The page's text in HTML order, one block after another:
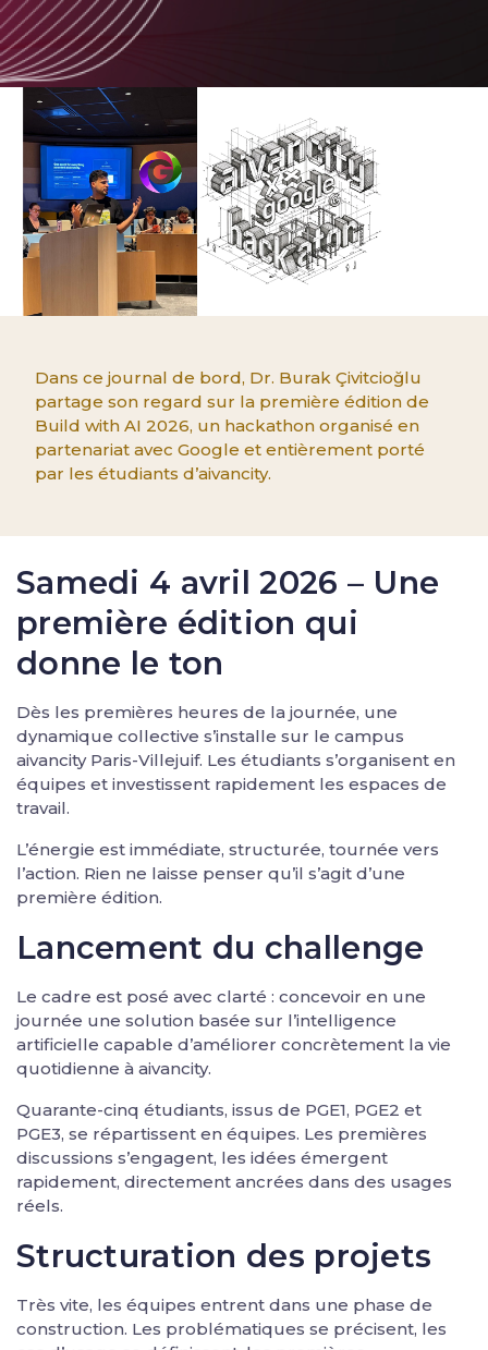
Dans ce journal de bord, Dr. Burak Çivitcioğlu
partage son regard sur la première édition de
Build with AI 2026, un hackathon organisé en
partenariat avec Google et entièrement porté
par les étudiants d’aivancity.
Samedi 4 avril 2026 – Une
première édition qui
donne le ton
Dès les premières heures de la journée, une
dynamique collective s’installe sur le campus
aivancity Paris-Villejuif. Les étudiants s’organisent en
équipes et investissent rapidement les espaces de
travail.
L’énergie est immédiate, structurée, tournée vers
l’action. Rien ne laisse penser qu’il s’agit d’une
première édition.
Lancement du challenge
Le cadre est posé avec clarté : concevoir en une
journée une solution basée sur l’intelligence
artificielle capable d’améliorer concrètement la vie
quotidienne à aivancity.
Quarante-cinq étudiants, issus de PGE1, PGE2 et
PGE3, se répartissent en équipes. Les premières
discussions s’engagent, les idées émergent
rapidement, directement ancrées dans des usages
réels.
Structuration des projets
Très vite, les équipes entrent dans une phase de
construction. Les problématiques se précisent, les